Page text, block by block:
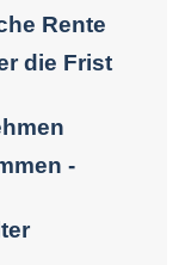
Rente
die Frist
-